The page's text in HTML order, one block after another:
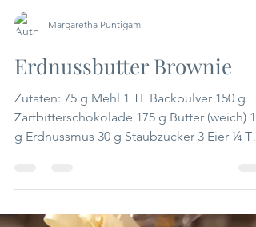
Erdnussbutter Brownie